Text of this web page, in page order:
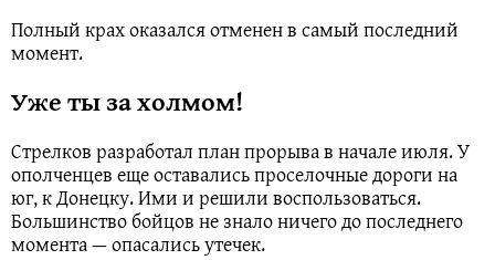
Полный крах оказался отменен в самый последний
момент.
Уже ты за холмом!
Стрелков разработал план прорыва в начале июля. У
ополченцев еще оставались проселочные дороги на
юг, к Донецку. Ими и решили воспользоваться.
Большинство бойцов не знало ничего до последнего
момента — опасались утечек.